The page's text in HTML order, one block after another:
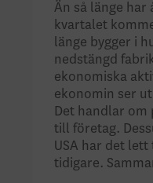
Än så länge
kvartalet
länge bygger i
nedstängd
ekonomiska
ekonomin ser
Det handlar
till företag.
USA har det
tidigare.